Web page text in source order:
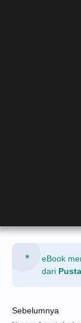
eBook
dari